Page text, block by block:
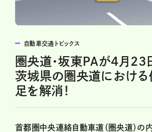
自動車交通トピックス
圏央道・坂東PAが4月23
茨城県の圏央道におけ
足を解消！
首都圏中央連絡自動車道（圏央道）の